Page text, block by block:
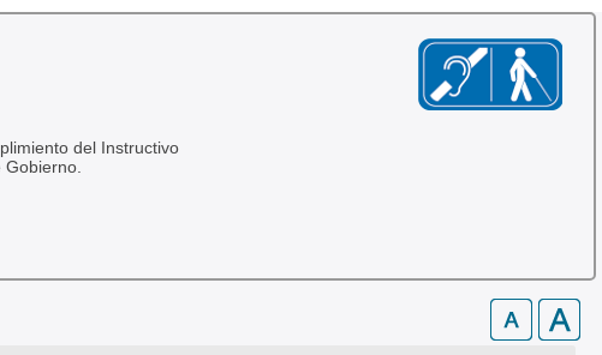
del Instructivo
Gobierno.